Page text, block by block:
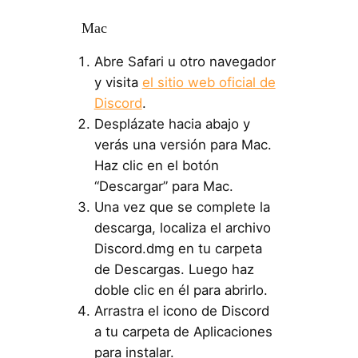
Mac
Abre Safari u otro navegador
y visita el sitio web oficial de
Discord.
Desplázate hacia abajo y
verás una versión para Mac.
Haz clic en el botón
“Descargar” para Mac.
Una vez que se complete la
descarga, localiza el archivo
Discord.dmg en tu carpeta
de Descargas. Luego haz
doble clic en él para abrirlo.
Arrastra el icono de Discord
a tu carpeta de Aplicaciones
para instalar.